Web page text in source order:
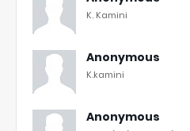
K. Kamini
Anonymous
K.kamini
Anonymous